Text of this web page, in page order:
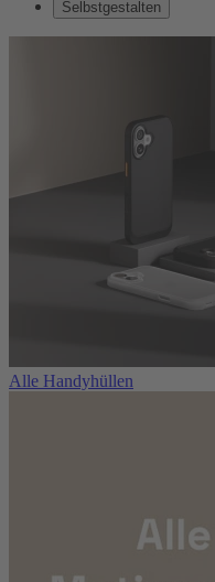
Selbstgestalten
Alle Handyhüllen